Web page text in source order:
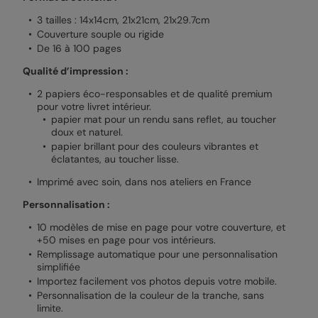
3 tailles : 14x14cm, 21x21cm, 21x29.7cm
Couverture souple ou rigide
De 16 à 100 pages
Qualité d’impression :
2 papiers éco-responsables et de qualité premium
pour votre livret intérieur.
papier mat pour un rendu sans reflet, au toucher
doux et naturel.
papier brillant pour des couleurs vibrantes et
éclatantes, au toucher lisse.
Imprimé avec soin, dans nos ateliers en France
Personnalisation :
10 modèles de mise en page pour votre couverture, et
+50 mises en page pour vos intérieurs.
Remplissage automatique pour une personnalisation
simplifiée
Importez facilement vos photos depuis votre mobile.
Personnalisation de la couleur de la tranche, sans
limite.